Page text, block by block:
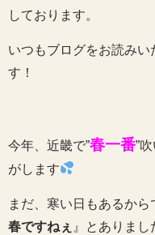
しております。
いつもブログをお読みい
す！
今年、近畿で”春一番”
がします
まだ、寒い日もあるから
春ですねぇ 』とありまし